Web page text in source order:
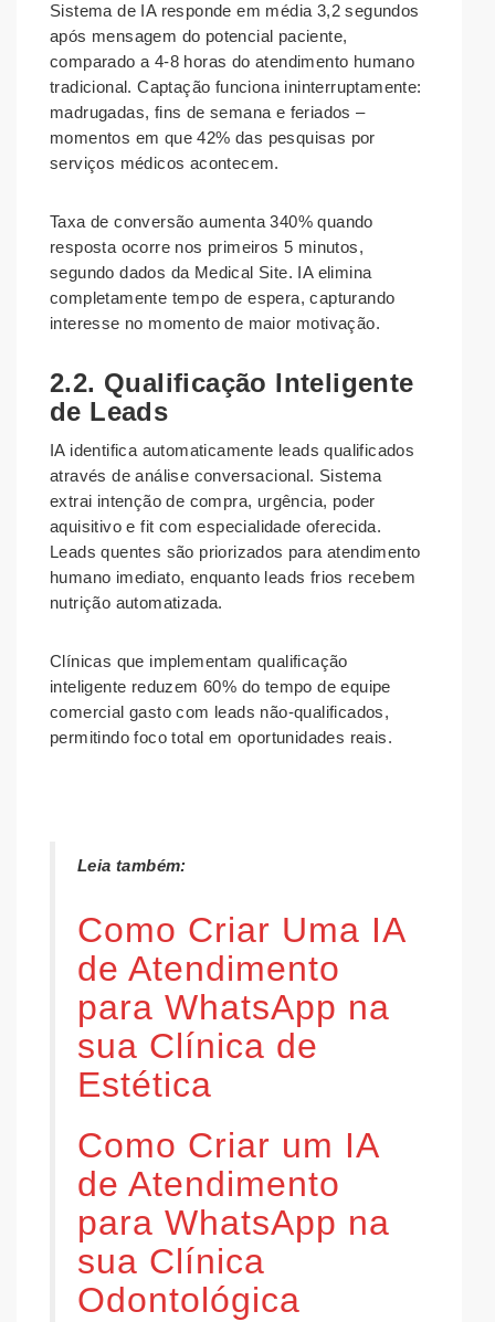
Sistema de IA responde em média 3,2 segundos
após mensagem do potencial paciente,
comparado a 4-8 horas do atendimento humano
tradicional. Captação funciona ininterruptamente:
madrugadas, fins de semana e feriados –
momentos em que 42% das pesquisas por
serviços médicos acontecem.
Taxa de conversão aumenta 340% quando
resposta ocorre nos primeiros 5 minutos,
segundo dados da Medical Site. IA elimina
completamente tempo de espera, capturando
interesse no momento de maior motivação.
2.2. Qualificação Inteligente
de Leads
IA identifica automaticamente leads qualificados
através de análise conversacional. Sistema
extrai intenção de compra, urgência, poder
aquisitivo e fit com especialidade oferecida.
Leads quentes são priorizados para atendimento
humano imediato, enquanto leads frios recebem
nutrição automatizada.
Clínicas que implementam qualificação
inteligente reduzem 60% do tempo de equipe
comercial gasto com leads não-qualificados,
permitindo foco total em oportunidades reais.
Leia também:
Como Criar Uma IA
de Atendimento
para WhatsApp na
sua Clínica de
Estética
Como Criar um IA
de Atendimento
para WhatsApp na
sua Clínica
Odontológica